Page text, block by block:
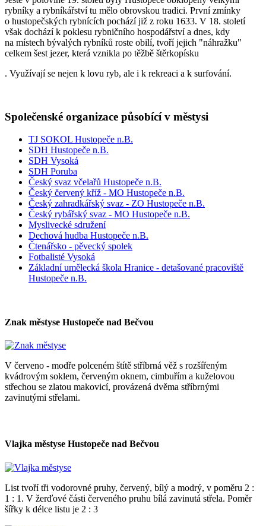
rybníky a rybníkářství tu mělo obrovskou tradici. První zmínky
o hustopečských rybnících pochází již z roku 1633. V 18. století
však dochází k poklesu rybničního hospodářství a dnes, kdy
na místech bývalých rybníků roste obilí, tvoří jejich "náhražku"
celkem šest jezer, která vznikla po těžbě štěrkopísku
. Využívají se nejen k lovu ryb, ale i k rekreaci a k surfování.
Společenské organizace působící v městysi
TJ SOKOL Hustopeče n.B.
SDH Hustopeče n.B.
SDH Vysoká
SDH Poruba
Český svaz včelařů Hustopeče n.B.
Český červený kříž - MO Hustopeče n.B.
Český zahradkářský svaz - ZO Hustopeče n.B.
Český rybářský svaz - MO Hustopeče n.B.
Myslivecké sdružení
Dechová hudba Hustopeče n.B.
Čtenářsko - pěvecký spolek
Fotbalisté Vysoká
Základní umělecká škola Hranice - detašované pracoviště
Hustopeče n.B.
Znak městyse Hustopeče nad Bečvou
V červeno - modře polceném štítě stříbrná věž s rozšířeným
kvádrovým soklem, červeným oknem, cimbuřím a kuželovou
střechou se zlatou makovicí, provázená dvěma stříbrnými
zavinutými střelami.
Vlajka městyse Hustopeče nad Bečvou
List tvoří tři vodorovné pruhy, červený, bílý a modrý, v poměru 2 :
1 : 1. V žerďové části červeného pruhu bílá zavinutá střela. Poměr
šířky k délce listu je 2 : 3